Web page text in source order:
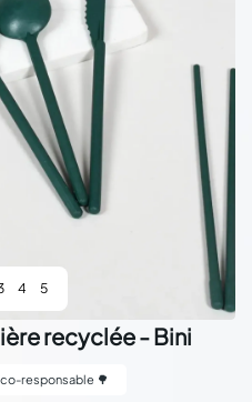
4 5
recyclée - Bini
responsable 🌳